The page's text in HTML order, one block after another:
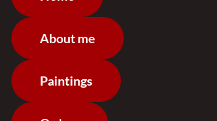
About me
Paintings